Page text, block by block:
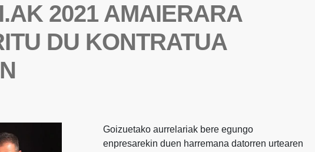
2021 AMAIERARA
DU KONTRATUA
Goizuetako aurrelariak bere egungo
enpresarekin duen harremana datorren urtearen